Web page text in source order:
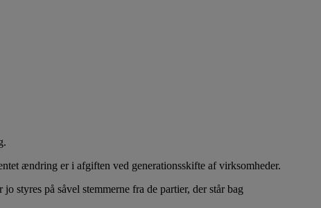
ændring er i afgiften ved generationsskifte af virksomheder.
styres på såvel stemmerne fra de partier, der står bag